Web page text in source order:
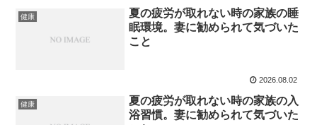
健康
夏の疲労が取れない時の家族の睡
眠環境。妻に勧められて気づいた
こと
2026.08.02
健康
夏の疲労が取れない時の家族の入
浴習慣。妻に勧められて気づいた